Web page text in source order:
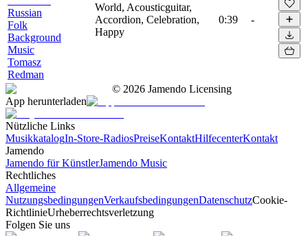
Russian
Folk
Background
Music
Tomasz
Redman
World, Acousticguitar,
Accordion, Celebration,
Happy
0:39 -
© 2026 Jamendo Licensing
App herunterladen
Nützliche Links
MusikkatalogIn-Store-RadiosPreiseKontaktHilfecenterKontakt
Jamendo
Jamendo für KünstlerJamendo Music
Rechtliches
Allgemeine
NutzungsbedingungenVerkaufsbedingungenDatenschutzCookie-
RichtlinieUrheberrechtsverletzung
Folgen Sie uns